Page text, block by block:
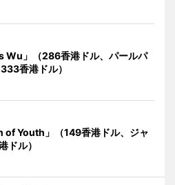
Wu」（286香港ドル、パールパ
香港ドル）
of Youth」（149香港ドル、ジャ
ドル）